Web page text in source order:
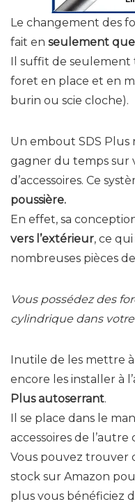
Le changement des
fait en seulement
Il suffit de seulement
foret en place et en
burin ou scie cloche).
Un embout SDS
gagner du temps sur
d’accessoires. Ce
poussière.
En effet, sa
vers l’extérieur, ce qui
nombreuses pièces
Vous possédez des
cylindrique dans
Inutile de les mettre
encore les installer à
Plus autoserrant.
Il se place dans le
accessoires de l’autre
Vous pouvez trouver
stock sur Amazon
plus vous bénéficiez